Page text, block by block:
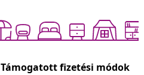
Támogatott fizetési módok